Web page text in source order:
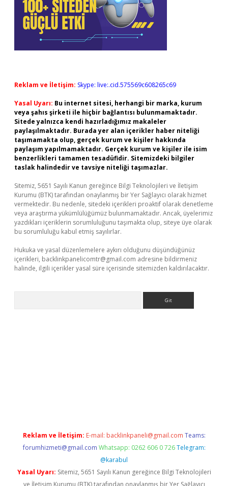
Reklam ve İletişim: Skype: live:.cid.575569c608265c69
Yasal Uyarı: Bu internet sitesi, herhangi bir marka, kurum
veya şahıs şirketi ile hiçbir bağlantısı bulunmamaktadır.
Sitede yalnızca kendi hazırladığımız makaleler
paylaşılmaktadır. Burada yer alan içerikler haber niteliği
taşımamakta olup, gerçek kurum ve kişiler hakkında
paylaşım yapılmamaktadır. Gerçek kurum ve kişiler ile isim
benzerlikleri tamamen tesadüfidir. Sitemizdeki bilgiler
taslak halindedir ve tavsiye niteliği taşımazlar.
Sitemiz, 5651 Sayılı Kanun gereğince Bilgi Teknolojileri ve İletişim
Kurumu (BTK) tarafından onaylanmış bir Yer Sağlayıcı olarak hizmet
vermektedir. Bu nedenle, sitedeki içerikleri proaktif olarak denetleme
veya araştırma yükümlülüğümüz bulunmamaktadır. Ancak, üyelerimiz
yazdıkları içeriklerin sorumluluğunu taşımakta olup, siteye üye olarak
bu sorumluluğu kabul etmiş sayılırlar.
Hukuka ve yasal düzenlemelere aykırı olduğunu düşündüğünüz
içerikleri, backlinkpanelicomtr@gmail.com adresine bildirmeniz
halinde, ilgili içerikler yasal süre içerisinde sitemizden kaldırılacaktır.
Reklam ve İletişim: E-mail: backlinkpaneli@gmail.com Teams:
forumhizmeti@gmail.com Whatsapp: 0262 606 0 726 Telegram:
@karabul
Yasal Uyarı: Sitemiz, 5651 Sayılı Kanun gereğince Bilgi Teknolojileri
ve İletişim Kurumu (BTK) tarafından onaylanmış bir Yer Sağlayıcı